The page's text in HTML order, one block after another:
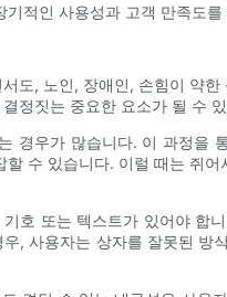
적인 사용성과 고객 만족도
, 노인, 장애인, 손힘이 약
정짓는 중요한 요소가 될 수
경우가 많습니다. 이 과정을
수 있습니다. 이럴 때는 쥐
호 또는 텍스트가 있어야 합
, 사용자는 상자를 잘못된